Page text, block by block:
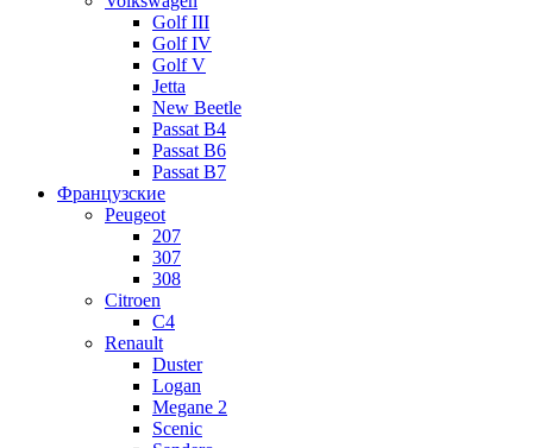
Golf III
Golf IV
Golf V
Jetta
New Beetle
Passat B4
Passat B6
Passat B7
Французские
Peugeot
207
307
308
Citroen
C4
Renault
Duster
Logan
Megane 2
Scenic